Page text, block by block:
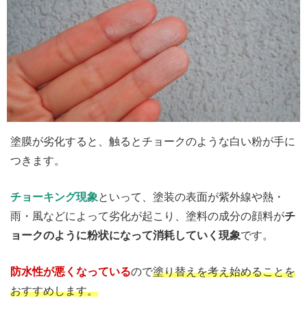
塗膜が劣化すると、触るとチョークのような白い粉が手に
つきます。
チョーキング現象といって、塗装の表面が紫外線や熱・
雨・風などによって劣化が起こり、塗料の成分の顔料がチ
ョークのように粉状になって消耗していく現象です。
防水性が悪くなっているので塗り替えを考え始めることを
おすすめします。